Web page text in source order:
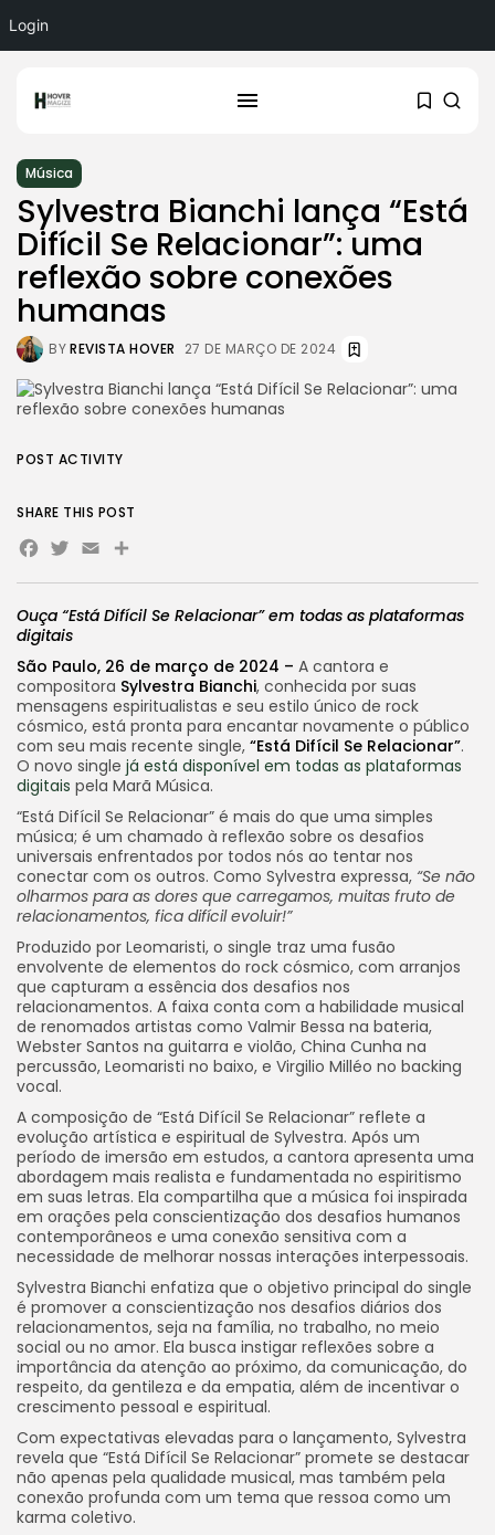
Login
Música
Sylvestra Bianchi lança “Está
Difícil Se Relacionar”: uma
reflexão sobre conexões
humanas
BYREVISTA HOVER 27 DE MARÇO DE 2024
Ouça “Está Difícil Se Relacionar” em todas as plataformas
digitais
São Paulo, 26 de março de 2024 – A cantora e
compositora Sylvestra Bianchi, conhecida por suas
mensagens espiritualistas e seu estilo único de rock
cósmico, está pronta para encantar novamente o público
com seu mais recente single, “Está Difícil Se Relacionar”.
O novo single já está disponível em todas as plataformas
digitais pela Marã Música.
“Está Difícil Se Relacionar” é mais do que uma simples
música; é um chamado à reflexão sobre os desafios
universais enfrentados por todos nós ao tentar nos
conectar com os outros. Como Sylvestra expressa, “Se não
olharmos para as dores que carregamos, muitas fruto de
relacionamentos, fica difícil evoluir!”
Produzido por Leomaristi, o single traz uma fusão
envolvente de elementos do rock cósmico, com arranjos
que capturam a essência dos desafios nos
relacionamentos. A faixa conta com a habilidade musical
de renomados artistas como Valmir Bessa na bateria,
Webster Santos na guitarra e violão, China Cunha na
percussão, Leomaristi no baixo, e Virgilio Milléo no backing
vocal.
A composição de “Está Difícil Se Relacionar” reflete a
evolução artística e espiritual de Sylvestra. Após um
período de imersão em estudos, a cantora apresenta uma
abordagem mais realista e fundamentada no espiritismo
em suas letras. Ela compartilha que a música foi inspirada
em orações pela conscientização dos desafios humanos
contemporâneos e uma conexão sensitiva com a
necessidade de melhorar nossas interações interpessoais.
Sylvestra Bianchi enfatiza que o objetivo principal do single
é promover a conscientização nos desafios diários dos
relacionamentos, seja na família, no trabalho, no meio
social ou no amor. Ela busca instigar reflexões sobre a
importância da atenção ao próximo, da comunicação, do
respeito, da gentileza e da empatia, além de incentivar o
crescimento pessoal e espiritual.
Com expectativas elevadas para o lançamento, Sylvestra
revela que “Está Difícil Se Relacionar” promete se destacar
não apenas pela qualidade musical, mas também pela
conexão profunda com um tema que ressoa como um
karma coletivo.
POST ACTIVITY
SHARE THIS POST
Facebook
Twitter
EmailShare